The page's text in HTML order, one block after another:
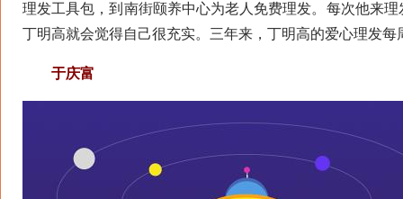
理发工具包，到南街颐养中心为老人免费理发。每次他来
丁明高就会觉得自己很充实。三年来，丁明高的爱心理发每
于庆富